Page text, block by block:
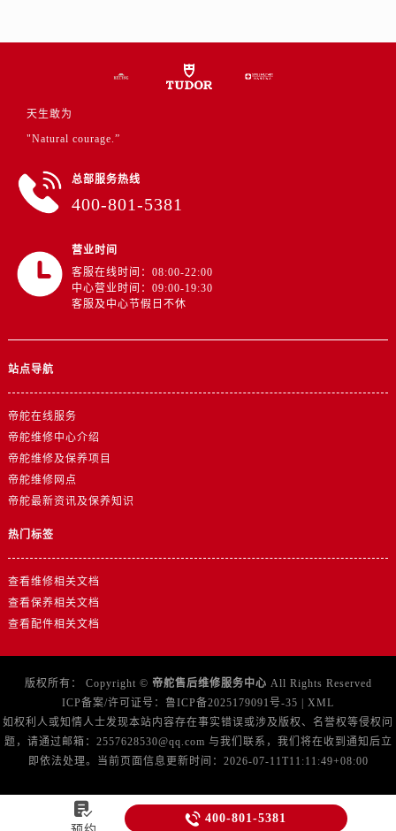
新疆维吾尔自治区阜康市博峰路帝舵售后服务中心（需提前预约）
新疆维吾尔自治区沙湾市三道河子镇世纪大道南路帝舵售后服务中心（需提前预约）
新疆维吾尔自治区双河市光明路帝舵售后服务中心（需提前预约）
贵州省黔东南苗族侗族自治州凯里市北京西路帝舵售后服务中心（需提前预约）
贵州省黔西南布依族苗族自治州兴义市大道与桔香路交汇处帝舵售后服务中心（需提前预约）
贵州省铜仁市碧江区民主路帝舵售后服务中心（需提前预约）
贵州省遵义市红花岗区共青大道与嵩山路交叉口帝舵售后服务中心（需提前预约）
天生敢为
"Natural courage.”
总部服务热线
400-801-5381
营业时间
客服在线时间：08:00-22:00
中心营业时间：09:00-19:30
客服及中心节假日不休
站点导航
帝舵在线服务
帝舵维修中心介绍
帝舵维修及保养项目
帝舵维修网点
帝舵最新资讯及保养知识
热门标签
查看维修相关文档
查看保养相关文档
查看配件相关文档
版权所有： Copyright © 帝舵售后维修服务中心 All Rights Reserved
ICP备案/许可证号： 鲁ICP备2025179091号-35
XML
如权利人或知情人士发现本站内容存在事实错误或涉及版权、名誉权等侵权问
题，请通过邮箱：2557628530@qq.com 与我们联系，我们将在收到通知后立
即依法处理。当前页面信息更新时间：2026-07-11T11:11:49+08:00
  400-801-5381